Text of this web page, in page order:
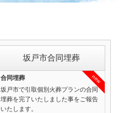
坂戸市合同埋葬
合同埋葬
坂戸市で引取個別火葬プランの合同
埋葬を完了いたしました事をご報告
いたします。
new